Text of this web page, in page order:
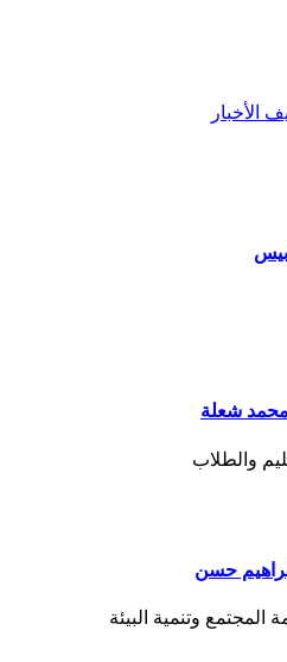
الأخبار
محمد شعلة
والطلاب
حسن
وتنمية البيئة